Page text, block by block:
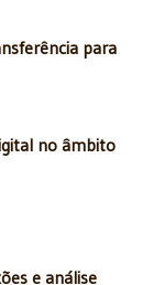
para
no âmbito
e análise